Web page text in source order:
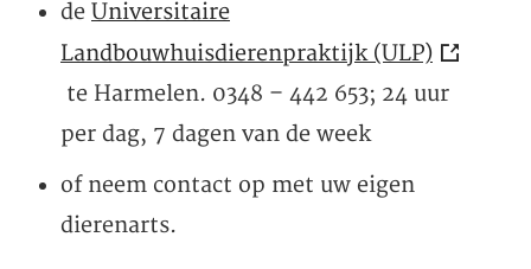
de Universitaire
Landbouwhuisdierenpraktijk (ULP)
te Harmelen. 0348 – 442 653; 24 uur
per dag, 7 dagen van de week
of neem contact op met uw eigen
dierenarts.